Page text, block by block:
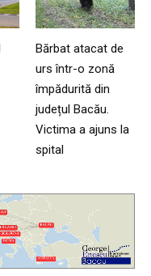
Bărbat atacat de
urs într-o zonă
împădurită din
județul Bacău.
Victima a ajuns la
spital